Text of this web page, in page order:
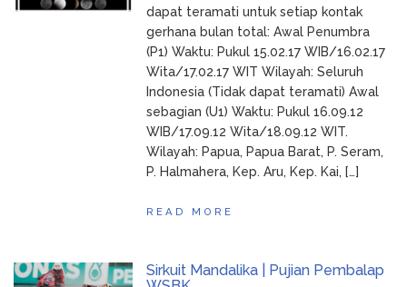
dapat teramati untuk setiap kontak
gerhana bulan total: Awal Penumbra
(P1) Waktu: Pukul 15.02.17 WIB/16.02.17
Wita/17.02.17 WIT Wilayah: Seluruh
Indonesia (Tidak dapat teramati) Awal
sebagian (U1) Waktu: Pukul 16.09.12
WIB/17.09.12 Wita/18.09.12 WIT.
Wilayah: Papua, Papua Barat, P. Seram,
P. Halmahera, Kep. Aru, Kep. Kai, […]
READ MORE
Sirkuit Mandalika | Pujian Pembalap